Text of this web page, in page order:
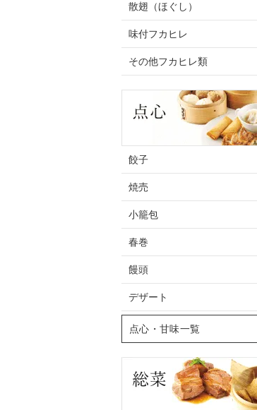
散翅（ほぐし）
味付フカヒレ
その他フカヒレ類
餃子
焼売
小籠包
春巻
饅頭
デザート
点心・甘味一覧